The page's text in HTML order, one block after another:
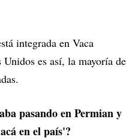
integrada en Vaca
es así, la mayoría de
pasando en Permian y
en el país'?